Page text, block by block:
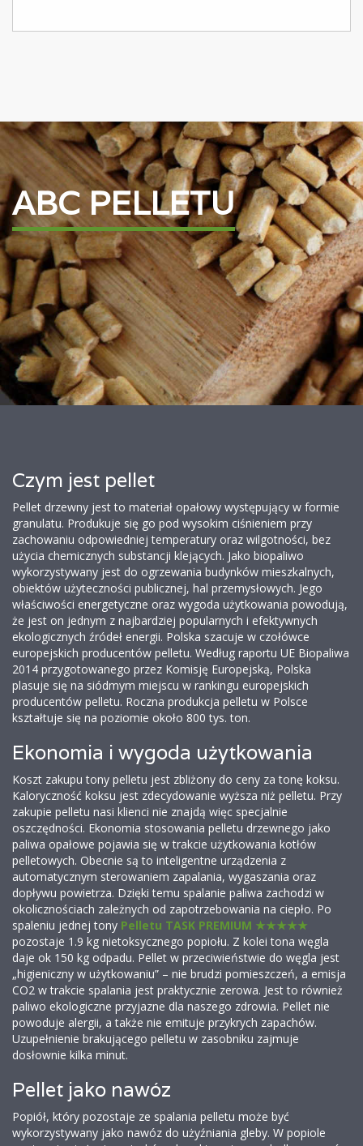
ABC PELLETU
Czym jest pellet
Pellet drzewny jest to materiał opałowy występujący w formie
granulatu. Produkuje się go pod wysokim ciśnieniem przy
zachowaniu odpowiedniej temperatury oraz wilgotności, bez
użycia chemicznych substancji klejących. Jako biopaliwo
wykorzystywany jest do ogrzewania budynków mieszkalnych,
obiektów użyteczności publicznej, hal przemysłowych. Jego
właściwości energetyczne oraz wygoda użytkowania powodują,
że jest on jednym z najbardziej popularnych i efektywnych
ekologicznych źródeł energii. Polska szacuje w czołówce
europejskich producentów pelletu. Według raportu UE Biopaliwa
2014 przygotowanego przez Komisję Europejską, Polska
plasuje się na siódmym miejscu w rankingu europejskich
producentów pelletu. Roczna produkcja pelletu w Polsce
kształtuje się na poziomie około 800 tys. ton.
Ekonomia i wygoda użytkowania
Koszt zakupu tony pelletu jest zbliżony do ceny za tonę koksu.
Kaloryczność koksu jest zdecydowanie wyższa niż pelletu. Przy
zakupie pelletu nasi klienci nie znajdą więc specjalnie
oszczędności. Ekonomia stosowania pelletu drzewnego jako
paliwa opałowe pojawia się w trakcie użytkowania kotłów
pelletowych. Obecnie są to inteligentne urządzenia z
automatycznym sterowaniem zapalania, wygaszania oraz
dopływu powietrza. Dzięki temu spalanie paliwa zachodzi w
okolicznościach zależnych od zapotrzebowania na ciepło. Po
spaleniu jednej tony Pelletu TASK PREMIUM ★★★★★
pozostaje 1.9 kg nietoksycznego popiołu. Z kolei tona węgla
daje ok 150 kg odpadu. Pellet w przeciwieństwie do węgla jest
„higieniczny w użytkowaniu” – nie brudzi pomieszczeń, a emisja
CO2 w trakcie spalania jest praktycznie zerowa. Jest to również
paliwo ekologiczne przyjazne dla naszego zdrowia. Pellet nie
powoduje alergii, a także nie emituje przykrych zapachów.
Uzupełnienie brakującego pelletu w zasobniku zajmuje
dosłownie kilka minut.
Pellet jako nawóz
Popiół, który pozostaje ze spalania pelletu może być
wykorzystywany jako nawóz do użyźniania gleby. W popiole